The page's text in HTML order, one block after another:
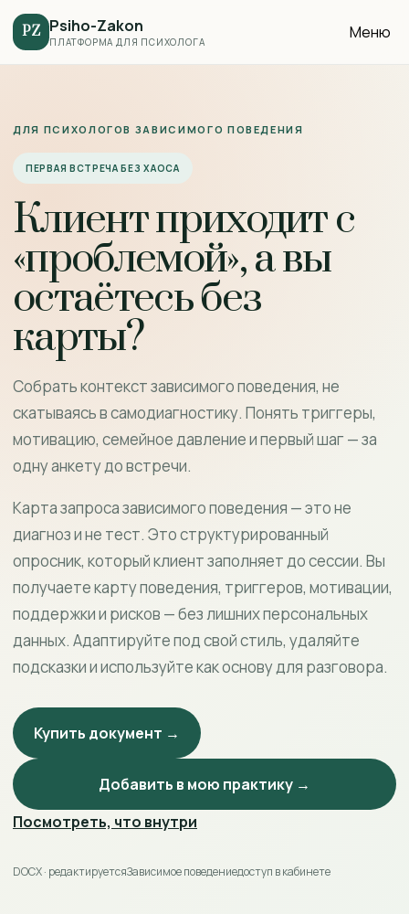
PZ Psiho-Zakon
ПЛАТФОРМА ДЛЯ ПСИХОЛОГА Меню
ДЛЯ ПСИХОЛОГОВ ЗАВИСИМОГО ПОВЕДЕНИЯ
ПЕРВАЯ ВСТРЕЧА БЕЗ ХАОСА
Клиент приходит с
«проблемой», а вы
остаётесь без
карты?
Собрать контекст зависимого поведения, не
скатываясь в самодиагностику. Понять триггеры,
мотивацию, семейное давление и первый шаг — за
одну анкету до встречи.
Карта запроса зависимого поведения — это не
диагноз и не тест. Это структурированный
опросник, который клиент заполняет до сессии. Вы
получаете карту поведения, триггеров, мотивации,
поддержки и рисков — без лишних персональных
данных. Адаптируйте под свой стиль, удаляйте
подсказки и используйте как основу для разговора.
Купить документ →
Добавить в мою практику →
Посмотреть, что внутри
DOCX · редактируетсяЗависимое поведениедоступ в кабинете